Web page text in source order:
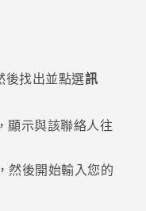
後找出並點選訊
顯示與該聯絡人往
然後開始輸入您的